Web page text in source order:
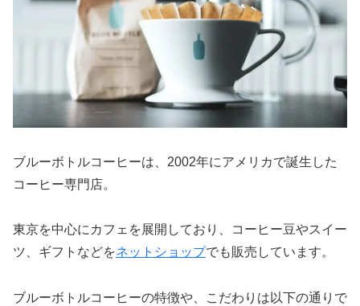
September 8, 2020
おやつは、ブルーボトル羊羹😊
ドライフルーツにナッツぎっしり❤︎
卸してる餡屋さんとのコラボで、美味し
March 25,
ブルーボトルコーヒーは、2002年にアメリカで誕生した
コーヒー専門店。
東京を中心にカフェを展開しており、コーヒー豆やスイー
ツ、ギフトなどをネットショップでも販売しています。
ブルーボトルコーヒーの特徴や、こだわりは以下の通りで